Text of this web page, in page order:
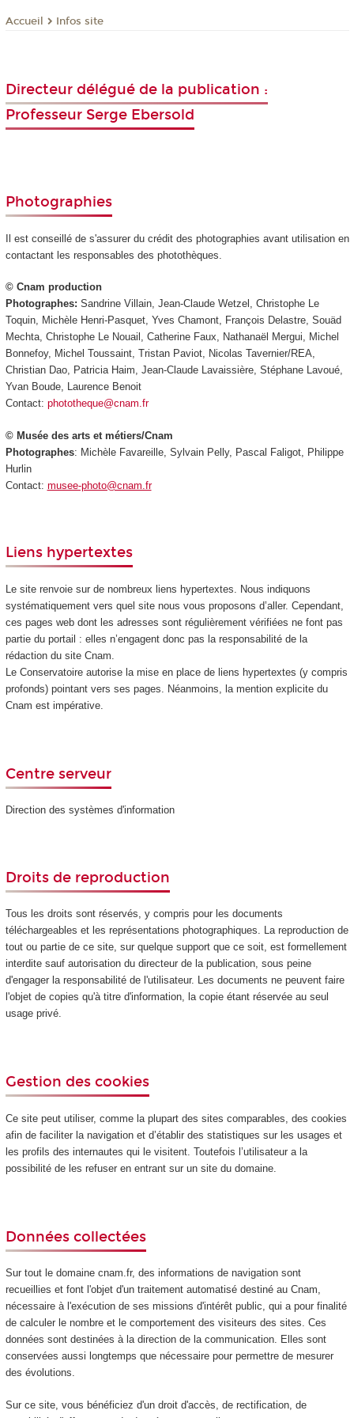
Accueil Infos site
Directeur délégué de la publication :
Professeur Serge Ebersold
Photographies
Il est conseillé de s'assurer du crédit des photographies avant utilisation en
contactant les responsables des photothèques.
© Cnam production
Photographes: Sandrine Villain, Jean-Claude Wetzel, Christophe Le
Toquin, Michèle Henri-Pasquet, Yves Chamont, François Delastre, Souäd
Mechta, Christophe Le Nouail, Catherine Faux, Nathanaël Mergui, Michel
Bonnefoy, Michel Toussaint, Tristan Paviot, Nicolas Tavernier/REA,
Christian Dao, Patricia Haim, Jean-Claude Lavaissière, Stéphane Lavoué,
Yvan Boude, Laurence Benoit
Contact: phototheque@cnam.fr
© Musée des arts et métiers/Cnam
Photographes: Michèle Favareille, Sylvain Pelly, Pascal Faligot, Philippe
Hurlin
Contact: musee-photo@cnam.fr
Liens hypertextes
Le site renvoie sur de nombreux liens hypertextes. Nous indiquons
systématiquement vers quel site nous vous proposons d’aller. Cependant,
ces pages web dont les adresses sont régulièrement vérifiées ne font pas
partie du portail : elles n’engagent donc pas la responsabilité de la
rédaction du site Cnam.
Le Conservatoire autorise la mise en place de liens hypertextes (y compris
profonds) pointant vers ses pages. Néanmoins, la mention explicite du
Cnam est impérative.
Centre serveur
Direction des systèmes d'information
Droits de reproduction
Tous les droits sont réservés, y compris pour les documents
téléchargeables et les représentations photographiques. La reproduction de
tout ou partie de ce site, sur quelque support que ce soit, est formellement
interdite sauf autorisation du directeur de la publication, sous peine
d'engager la responsabilité de l'utilisateur. Les documents ne peuvent faire
l'objet de copies qu'à titre d'information, la copie étant réservée au seul
usage privé.
Gestion des cookies
Ce site peut utiliser, comme la plupart des sites comparables, des cookies
afin de faciliter la navigation et d’établir des statistiques sur les usages et
les profils des internautes qui le visitent. Toutefois l’utilisateur a la
possibilité de les refuser en entrant sur un site du domaine.
Données collectées
Sur tout le domaine cnam.fr, des informations de navigation sont
recueillies et font l'objet d'un traitement automatisé destiné au Cnam,
nécessaire à l'exécution de ses missions d'intérêt public, qui a pour finalité
de calculer le nombre et le comportement des visiteurs des sites. Ces
données sont destinées à la direction de la communication. Elles sont
conservées aussi longtemps que nécessaire pour permettre de mesurer
des évolutions.
Sur ce site, vous bénéficiez d'un droit d'accès, de rectification, de